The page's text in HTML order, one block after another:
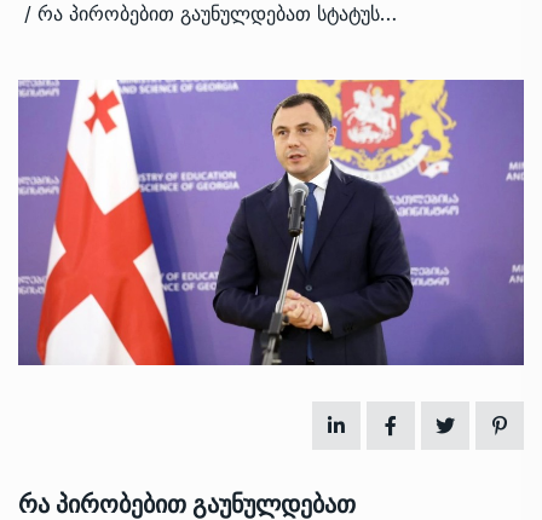
/ რა პირობებით გაუნულდებათ სტატუსშეჩერებულ სტუდენტებს დავალიანებები? – მინისტრის განმარტება
რა პირობებით გაუნულდებათ